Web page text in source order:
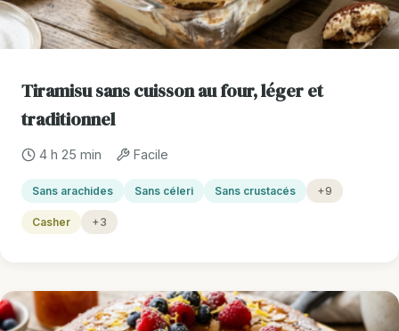
Tiramisu sans cuisson au four, léger et
traditionnel
4 h 25 min Facile
Sans arachides Sans céleri Sans crustacés +9
Casher +3